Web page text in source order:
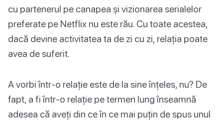
cu partenerul pe canapea și vizionarea serialelor
preferate pe Netflix nu este rău. Cu toate acestea,
dacă devine activitatea ta de zi cu zi, relația poate
avea de suferit.
A vorbi într-o relație este de la sine înțeles, nu? De
fapt, a fi într-o relație pe termen lung înseamnă
adesea că aveți din ce în ce mai puțin de spus unul